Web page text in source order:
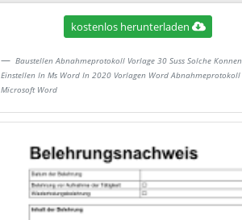
kostenlos herunterladen
Baustellen Abnahmeprotokoll Vorlage 30 Suss Solche Konnen
Einstellen In Ms Word In 2020 Vorlagen Word Abnahmeprotokoll
Microsoft Word